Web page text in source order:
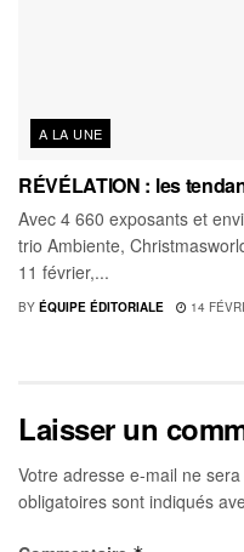
A LA UNE
RÉVÉLATION : les
Avec 4 660 exposants et
trio Ambiente,
11 février,...
BY ÉQUIPE ÉDITORIALE 14
Laisser un
Votre adresse e-mail ne
obligatoires sont indiqués